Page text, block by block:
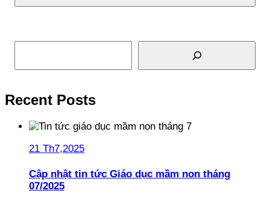
Tìm kiếm
Recent Posts
21 Th7,2025
Cập nhật tin tức Giáo dục mầm non tháng
07/2025